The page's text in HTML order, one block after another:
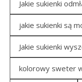
Jakie sukienki
jakie sukienki są
Jakie sukienki
kolorowy sweter